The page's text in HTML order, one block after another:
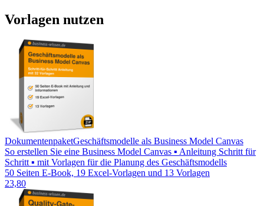
Vorlagen nutzen
DokumentenpaketGeschäftsmodelle als Business Model Canvas
So erstellen Sie eine Business Model Canvas ▪ Anleitung Schritt für
Schritt ▪ mit Vorlagen für die Planung des Geschäftsmodells
50 Seiten E-Book, 19 Excel-Vorlagen und 13 Vorlagen
23,80